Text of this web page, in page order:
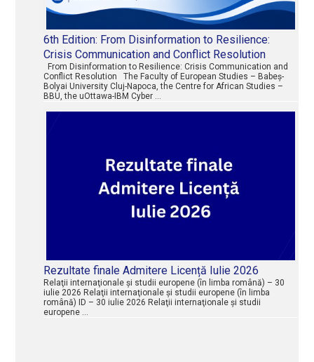
6th Edition: From Disinformation to Resilience:
Crisis Communication and Conflict Resolution
From Disinformation to Resilience: Crisis Communication and
Conflict Resolution The Faculty of European Studies – Babeș-
Bolyai University Cluj-Napoca, the Centre for African Studies –
BBU, the uOttawa-IBM Cyber …
Rezultate finale Admitere Licență Iulie 2026
Relaţii internaţionale şi studii europene (în limba română) – 30
iulie 2026 Relaţii internaţionale şi studii europene (în limba
română) ID – 30 iulie 2026 Relaţii internaţionale şi studii
europene …